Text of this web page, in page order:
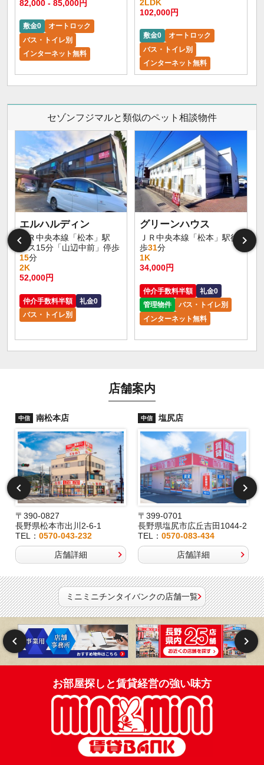
82,000 - 85,000円
敷金0
オートロック
バス・トイレ別
インターネット無料
2LDK
102,000円
敷金0
オートロック
バス・トイレ別
インターネット無料
セゾンフジマルと類似のペット相談物件
エルハルディン
ＪＲ中央本線「松本」駅
バス15分「山辺中前」停歩
15分
2K
52,000円
仲介手数料半額
礼金0
バス・トイレ別
グリーンハウス
ＪＲ中央本線「松本」駅徒
歩31分
1K
34,000円
仲介手数料半額
礼金0
管理物件
バス・トイレ別
インターネット無料
店舗案内
中信 南松本店
〒390-0827
長野県松本市出川2-6-1
TEL：0570-043-232
店舗詳細
中信 塩尻店
〒399-0701
長野県塩尻市広丘吉田1044-2
TEL： 0570-083-434
店舗詳細
ミニミニチンタイバンクの店舗一覧
お部屋探しと賃貸経営の強い味方